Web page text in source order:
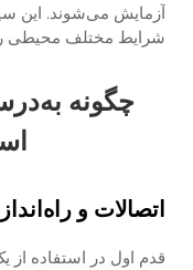
آزمایش می‌شوند. این
شرایط مختلف محیطی
چگونه
اتصالات و
قدم اول در استفاده از